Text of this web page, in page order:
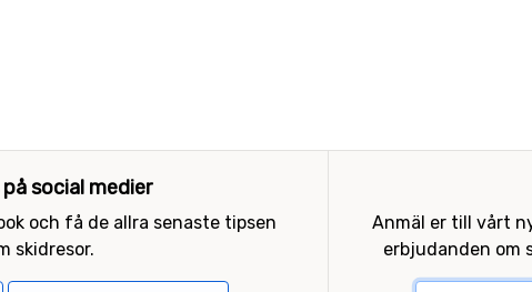
social medier
och få de allra senaste tipsen
skidresor.
Anmäl er till vårt
erbjudanden om